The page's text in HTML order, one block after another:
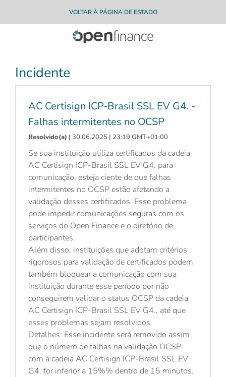
VOLTAR À PÁGINA DE ESTADO
Incidente
AC Certisign ICP-Brasil SSL EV G4. -
Falhas intermitentes no OCSP
Resolvido(a) | 30.06.2025 | 23:19 GMT+01:00
Se sua instituição utiliza certificados da cadeia
AC Certisign ICP-Brasil SSL EV G4. para
comunicação, esteja ciente de que falhas
intermitentes no OCSP estão afetando a
validação desses certificados. Esse problema
pode impedir comunicações seguras com os
serviços do Open Finance e o diretório de
participantes.
Além disso, instituições que adotam critérios
rigorosos para validação de certificados podem
também bloquear a comunicação com sua
instituição durante esse período por não
conseguirem validar o status OCSP da cadeia
AC Certisign ICP-Brasil SSL EV G4., até que
esses problemas sejam resolvidos.
Detalhes: Esse incidente será removido assim
que o número de falhas na validação OCSP
com a cadeia AC Certisign ICP-Brasil SSL EV
G4. for inferior a 15%% dentro de 15 minutos.